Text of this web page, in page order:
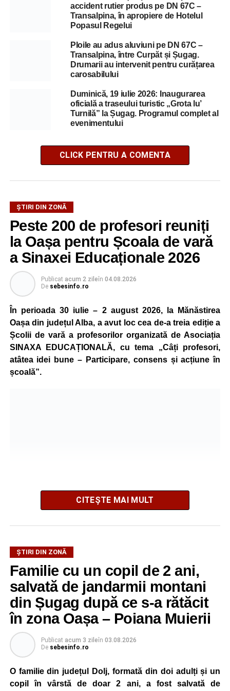
accident rutier produs pe DN 67C –
Transalpina, în apropiere de Hotelul
Popasul Regelui
Ploile au adus aluviuni pe DN 67C –
Transalpina, între Curpăt și Șugag.
Drumarii au intervenit pentru curățarea
carosabilului
Duminică, 19 iulie 2026: Inaugurarea
oficială a traseului turistic „Grota lu’
Turnilă” la Șugag. Programul complet al
evenimentului
CLICK PENTRU A COMENTA
ȘTIRI DIN ZONĂ
Peste 200 de profesori reuniți
la Oașa pentru Școala de vară
a Sinaxei Educaționale 2026
Publicat acum 2 zileîn 04.08.2026
De sebesinfo.ro
În perioada 30 iulie – 2 august 2026, la Mănăstirea
Oașa din județul Alba, a avut loc cea de-a treia ediție a
Școlii de vară a profesorilor organizată de Asociația
SINAXA EDUCAȚIONALĂ, cu tema „Câți profesori,
atâtea idei bune – Participare, consens și acțiune în
școală”.
La ediția din acest an au participat peste 200 de cadre
didactice din întreaga țară. Printre participanți s-au aflat
profesori debutanți, profesori cu experiență, inspectori
școlari, directori de școli, consilieri școlari, educatori și
învățători, reprezentând aproape toate disciplinele din
sistemul de învățământ.
Participare, consens și asumare în școală
Tema ediției din acest an a pornit de la convingerea că
importante resurse: experiența profesorilor. Provocarea nu
CITEȘTE MAI MULT
ȘTIRI DIN ZONĂ
Familie cu un copil de 2 ani,
salvată de jandarmii montani
din Șugag după ce s-a rătăcit
în zona Oașa – Poiana Muierii
Publicat acum 3 zileîn 03.08.2026
De sebesinfo.ro
O familie din județul Dolj, formată din doi adulți și un
copil în vârstă de doar 2 ani, a fost salvată de